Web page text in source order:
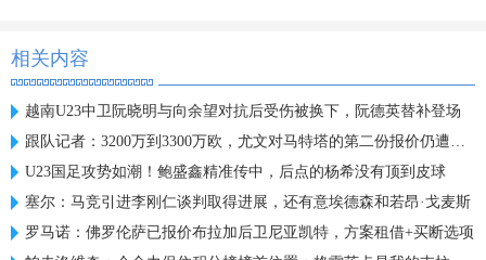
相关内容
越南U23中卫阮晓明与向余望对抗后受伤被换下，阮德英替补登场
跟队记者：3200万到3300万欧，尤文对马特塔的第二份报价仍遭拒绝
U23国足攻势如潮！鲍盛鑫精准传中，后点的杨希没有顶到皮球
塞尔：马竞引进李刚仁谈判取得进展，还有意埃德森和若昂·戈麦斯
罗马诺：佛罗伦萨已报价布拉加后卫尼亚凯特，方案租借+买断选项